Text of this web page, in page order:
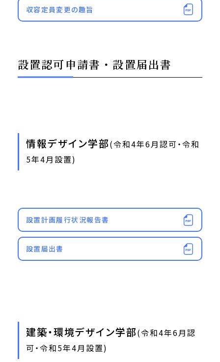
収容定員変更の趣旨
設置認可申請書・設置届出書
情報デザイン学部(令和4年6月認可・令和
5年4月設置)
設置計画履行状況報告書
設置届出書
建築・環境デザイン学部(令和4年6月認
可・令和5年4月設置)